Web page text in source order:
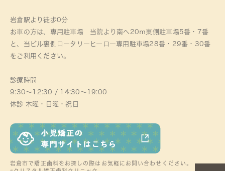
岩倉駅より徒歩0分
お車の方は、専用駐車場 当院より南へ20ｍ東側駐車場5番・7番
と、当ビル裏側ロータリーヒーロー専用駐車場28番・29番・30番
をご利用ください。
診療時間
9:30～12:30 / 14:30～19:00
休診 木曜・日曜・祝日
岩倉市で矯正歯科をお探しの際はお気軽にお問い合わせください。